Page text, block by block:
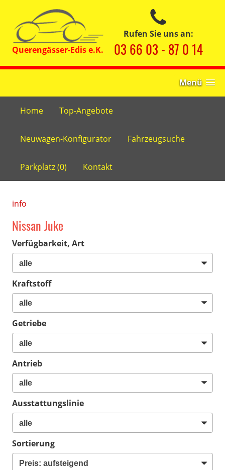
Rufen Sie uns an:
03 66 03 - 87 0 14
Menü
Home Top-Angebote
Neuwagen-Konfigurator Fahrzeugsuche
Parkplatz (0) Kontakt
info
Nissan Juke
Verfügbarkeit, Art
Kraftstoff
Getriebe
Antrieb
Ausstattungslinie
Sortierung